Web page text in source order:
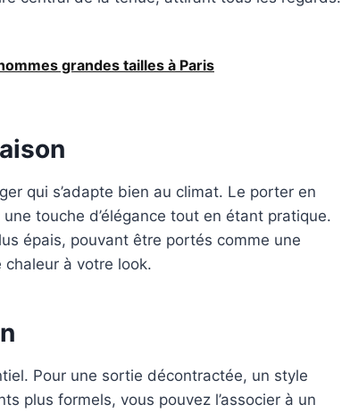
grandes tailles à Paris
qui s’adapte bien au climat. Le porter en
touche d’élégance tout en étant pratique.
épais, pouvant être portés comme une
à votre look.
Pour une sortie décontractée, un style
plus formels, vous pouvez l’associer à un